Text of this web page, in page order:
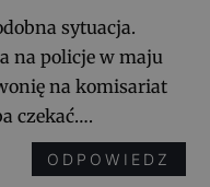
sytuacja.
na policje w maju
na komisariat
czekać….
ODPOWIEDZ